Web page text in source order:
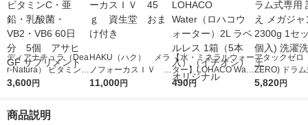
ディアナチュラ（Dea
r-Natura） ビタミン
C・亜鉛・乳酸菌・V
メント
3,600円
HAKU（ハク） メラ
ノフォーカスＩＶ 4
5ｇ 資生堂 おまけ
11,000円
【水・ミネラルウォー
ター】LOHACO Wate
r（ロハコウォータ
490円
アタックゼロ
ZERO) ドラ
詰め替え メガ
5,820円
商品説明